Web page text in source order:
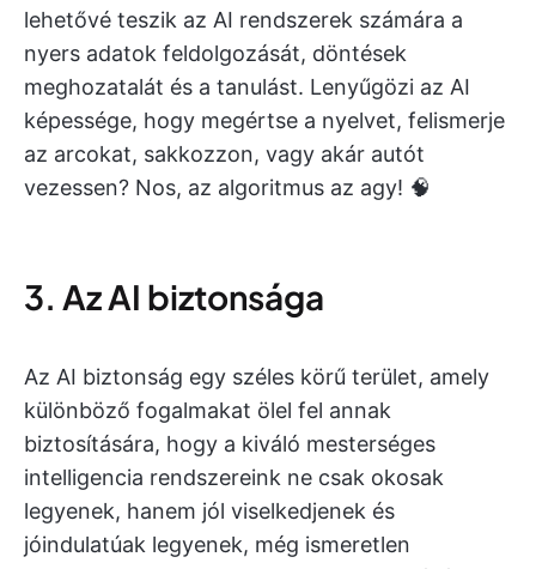
lehetővé teszik az AI rendszerek számára a
nyers adatok feldolgozását, döntések
meghozatalát és a tanulást. Lenyűgözi az AI
képessége, hogy megértse a nyelvet, felismerje
az arcokat, sakkozzon, vagy akár autót
vezessen? Nos, az algoritmus az agy! 🧠
3. Az AI biztonsága
Az AI biztonság egy széles körű terület, amely
különböző fogalmakat ölel fel annak
biztosítására, hogy a kiváló mesterséges
intelligencia rendszereink ne csak okosak
legyenek, hanem jól viselkedjenek és
jóindulatúak legyenek, még ismeretlen